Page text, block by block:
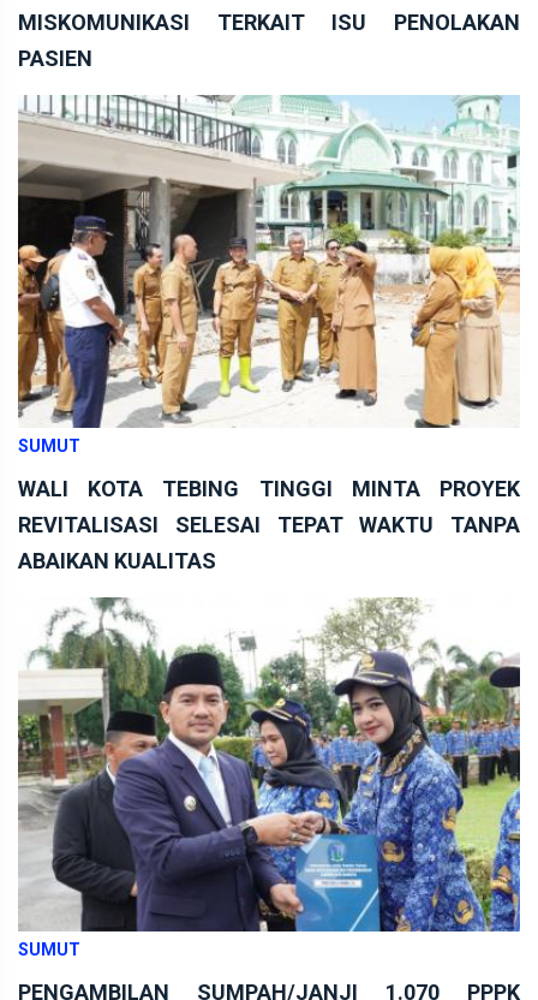
MISKOMUNIKASI TERKAIT ISU PENOLAKAN
PASIEN
SUMUT
WALI KOTA TEBING TINGGI MINTA PROYEK
REVITALISASI SELESAI TEPAT WAKTU TANPA
ABAIKAN KUALITAS
SUMUT
PENGAMBILAN SUMPAH/JANJI 1.070 PPPK